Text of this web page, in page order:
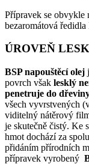
Přípravek se obvykle
bezaromátová
ÚROVEŇ
BSP napouštěcí olej
povrch však lesklý
penetruje do
všech vyvrstvených
viditelný nátěrový
je skutečně čistý. Ke
hmot dochází za
přidáním přírodních
přípravek vyrobený